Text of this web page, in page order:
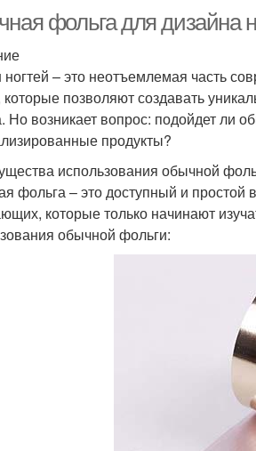
фольга для дизайна
– это неотъемлемая часть
которые позволяют создавать
Но возникает вопрос: подойдет ли
продукты?
использования обычной
фольга – это доступный и простой
которые только начинают
обычной фольги: